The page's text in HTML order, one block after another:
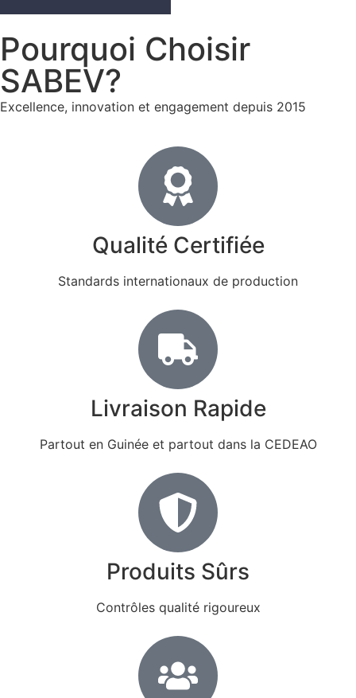
Pourquoi Choisir
SABEV?
Excellence, innovation et engagement depuis 2015
Qualité Certifiée
Standards internationaux de production
Livraison Rapide
Partout en Guinée et partout dans la CEDEAO
Produits Sûrs
Contrôles qualité rigoureux